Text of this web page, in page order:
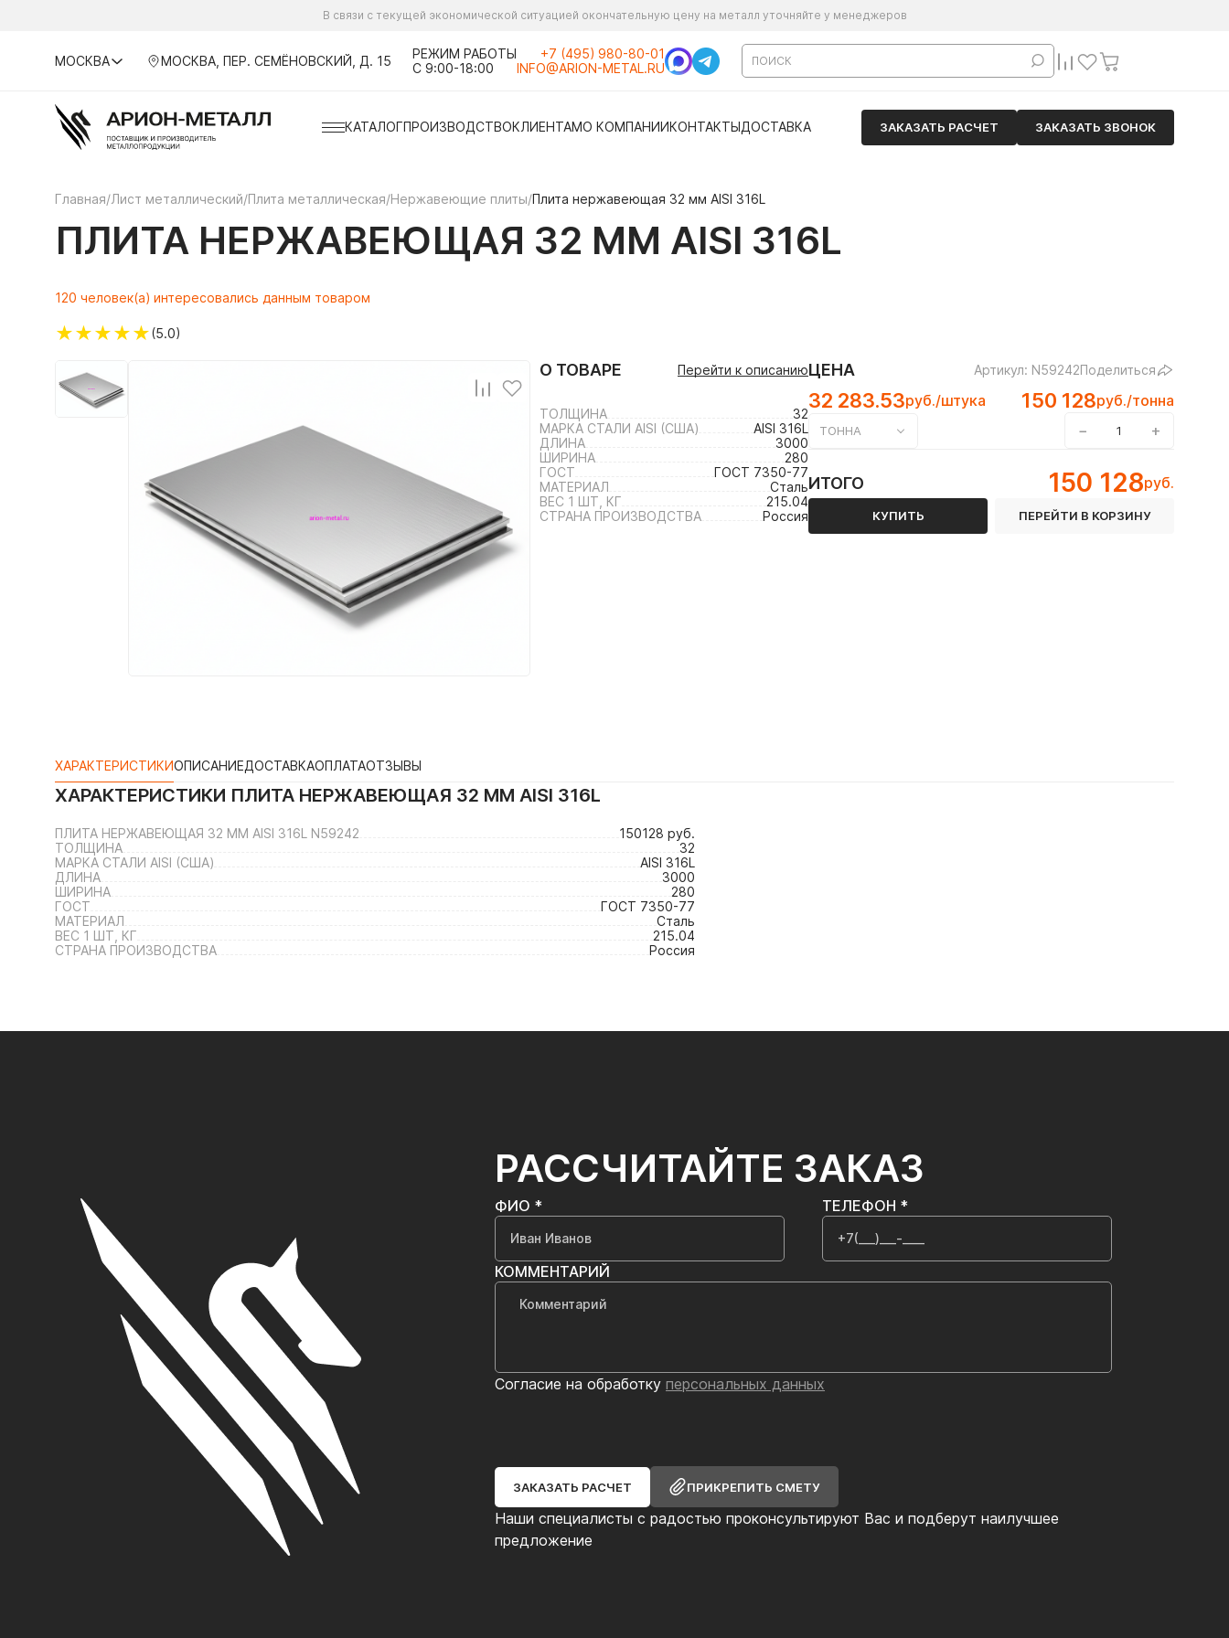
В связи с текущей экономической ситуацией окончательную цену на металл уточняйте у менеджеров
МОСКВА МОСКВА, ПЕР. СЕМЁНОВСКИЙ, Д. 15
РЕЖИМ РАБОТЫ
С 9:00-18:00
+7 (495) 980-80-01
INFO@ARION-METAL.RU
КАТАЛОГПРОИЗВОДСТВОКЛИЕНТАМО КОМПАНИИКОНТАКТЫДОСТАВКА ЗАКАЗАТЬ РАСЧЕТ ЗАКАЗАТЬ ЗВОНОК
Главная/Лист металлический/Плита металлическая/Нержавеющие плиты/Плита нержавеющая 32 мм AISI 316L
ПЛИТА НЕРЖАВЕЮЩАЯ 32 ММ AISI 316L
120 человек(а) интересовались данным товаром
★★★★★(5.0)
О ТОВАРЕ Перейти к описанию
ТОЛЩИНА
32
МАРКА СТАЛИ AISI (США)
AISI 316L
ДЛИНА
3000
ШИРИНА
280
ГОСТ
ГОСТ 7350-77
МАТЕРИАЛ
Сталь
ВЕС 1 ШТ, КГ
215.04
СТРАНА ПРОИЗВОДСТВА
Россия
ЦЕНА Артикул: N59242Поделиться
32 283.53руб./штука 150 128руб./тонна
ТОННА − +
ИТОГО 150 128руб.
КУПИТЬ ПЕРЕЙТИ В КОРЗИНУ
ХАРАКТЕРИСТИКИОПИСАНИЕДОСТАВКАОПЛАТАОТЗЫВЫ
ХАРАКТЕРИСТИКИ ПЛИТА НЕРЖАВЕЮЩАЯ 32 ММ AISI 316L
ПЛИТА НЕРЖАВЕЮЩАЯ 32 ММ AISI 316L N59242
150128 руб.
ТОЛЩИНА
32
МАРКА СТАЛИ AISI (США)
AISI 316L
ДЛИНА
3000
ШИРИНА
280
ГОСТ
ГОСТ 7350-77
МАТЕРИАЛ
Сталь
ВЕС 1 ШТ, КГ
215.04
СТРАНА ПРОИЗВОДСТВА
Россия
РАССЧИТАЙТЕ ЗАКАЗ
Наши специалисты с радостью проконсультируют Вас и подберут наилучшее
предложение
ФИО * ТЕЛЕФОН *
КОММЕНТАРИЙ
Согласие на обработку персональных данных
ЗАКАЗАТЬ РАСЧЕТ ПРИКРЕПИТЬ СМЕТУ